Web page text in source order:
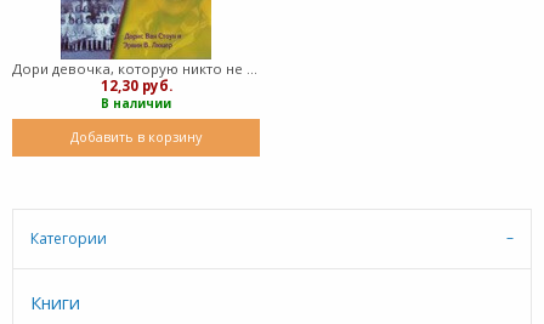
Дори девочка, которую никто не любил ( мягкий)
12,30 руб.
В наличии
Добавить в корзину
Категории
Книги